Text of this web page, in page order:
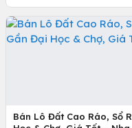
Bán Lô Đất Cao Ráo, Sổ